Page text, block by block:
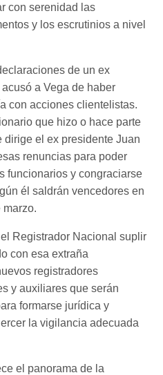
con serenidad las
y los escrutinios a nivel
de un ex
a Vega de haber
con acciones clientelistas.
que hizo o hace parte
el ex presidente Juan
renuncias para poder
funcionarios y congraciarse
él saldrán vencedores en
marzo.
Registrador Nacional suplir
con esa extraña
registradores
y auxiliares que serán
formarse jurídica y
la vigilancia adecuada
el panorama de la